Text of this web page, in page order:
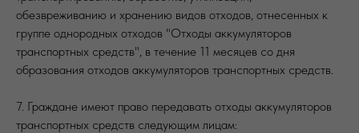
обезвреживанию и хранению видов отходов, отнесенных к
группе однородных отходов "Отходы аккумуляторов
транспортных средств", в течение 11 месяцев со дня
образования отходов аккумуляторов транспортных средств.
7. Граждане имеют право передавать отходы аккумуляторов
транспортных средств следующим лицам: